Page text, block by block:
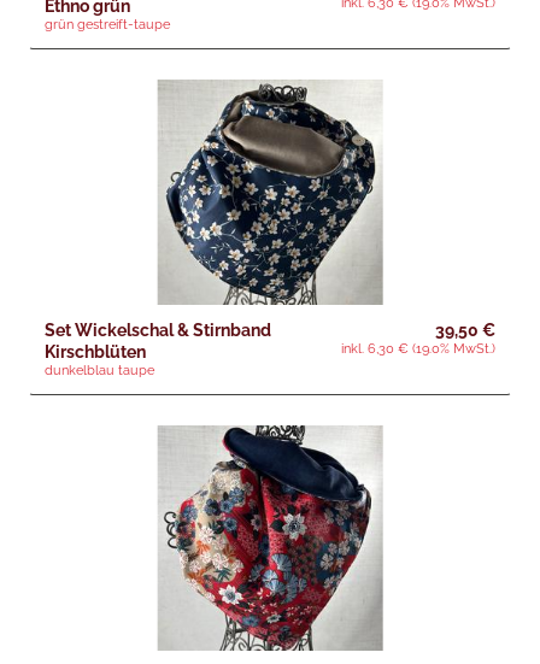
Ethno grün
grün gestreift-taupe
inkl. 6,30 € (19.0% MwSt.)
Set Wickelschal & Stirnband
Kirschblüten
dunkelblau taupe
39,50 €
inkl. 6,30 € (19.0% MwSt.)